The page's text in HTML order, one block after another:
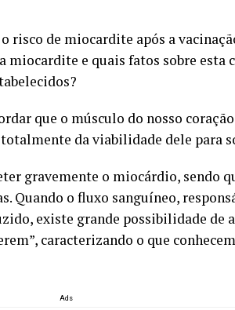
risco de miocardite após a
miocardite e quais fatos sobre esta
que o músculo do nosso
da viabilidade dele para
gravemente o miocárdio, sendo
Quando o fluxo sanguíneo,
existe grande possibilidade de
caracterizando o que
Ads